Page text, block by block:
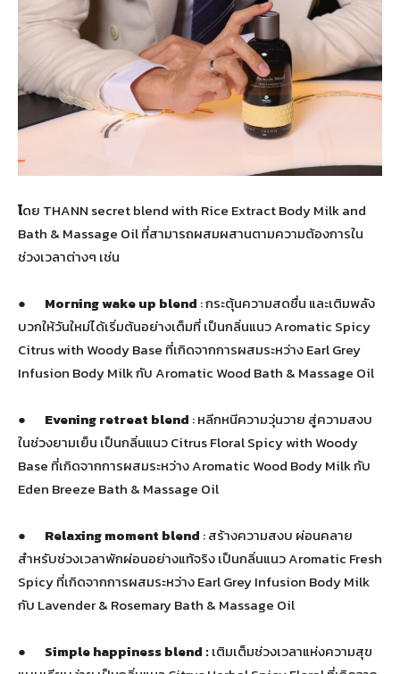
โดย THANN secret blend with Rice Extract Body Milk and
Bath & Massage Oil ที่สามารถผสมผสานตามความต้องการใน
ช่วงเวลาต่างๆ เช่น
● Morning wake up blend : กระตุ้นความสดชื่น และเติมพลัง
บวกให้วันใหม่ได้เริ่มต้นอย่างเต็มที่ เป็นกลิ่นแนว Aromatic Spicy
Citrus with Woody Base ที่เกิดจากการผสมระหว่าง Earl Grey
Infusion Body Milk กับ Aromatic Wood Bath & Massage Oil
● Evening retreat blend : หลีกหนีความวุ่นวาย สู่ความสงบ
ในช่วงยามเย็น เป็นกลิ่นแนว Citrus Floral Spicy with Woody
Base ที่เกิดจากการผสมระหว่าง Aromatic Wood Body Milk กับ
Eden Breeze Bath & Massage Oil
● Relaxing moment blend : สร้างความสงบ ผ่อนคลาย
สำหรับช่วงเวลาพักผ่อนอย่างแท้จริง เป็นกลิ่นแนว Aromatic Fresh
Spicy ที่เกิดจากการผสมระหว่าง Earl Grey Infusion Body Milk
กับ Lavender & Rosemary Bath & Massage Oil
● Simple happiness blend :เติมเต็มช่วงเวลาแห่งความสุข